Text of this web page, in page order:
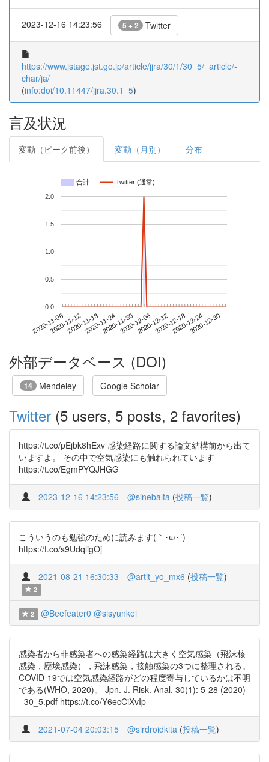
2023-12-16 14:23:56 5 + 2 Twitter
https://www.jstage.jst.go.jp/article/jjra/30/1/30_5/_article/-
char/ja/
(info:doi/10.11447/jjra.30.1_5)
言及状況
変動（ピーク前後） 変動（月別） 分布
合計 Twitter (通常)
2020-11-062020-11-122020-11-182020-11-242020-11-302020-12-062020-12-122020-12-182020-12-242020-12-30
0.0
0.5
1.0
1.5
2.0
外部データベース (DOI)
14 Mendeley Google Scholar
Twitter (5 users, 5 posts, 2 favorites)
https://t.co/pEjbk8hExv 感染経路に関する論文結構前から出て
いますよ。 その中で空気感染にも触れられています
https://t.co/EgmPYQJHGG
2023-12-16 14:23:56 @sinebalta (投稿一覧)
こういうのも勉強のために読みます(｀･ω･´)ゞ
https://t.co/s9UdqligOj
2021-08-21 16:30:33 @artit_yo_mx6 (投稿一覧)
2
2 @Beefeater0 @sisyunkei
感染者から非感染者への感染経路は大きく空気感染（飛沫核
感染，塵埃感染），飛沫感染，接触感染の3つに整理される。
COVID-19では空気感染経路がどの程度寄与しているかは不明
である(WHO, 2020)。 Jpn. J. Risk. Anal. 30(1): 5-28 (2020)
- 30_5.pdf https://t.co/Y6ecCiXvIp
2021-07-04 20:03:15 @sirdroidkita (投稿一覧)